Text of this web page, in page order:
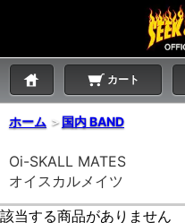
カート
ホーム ＞国内 BAND
Oi-SKALL MATES
オイスカルメイツ
該当する商品がありません